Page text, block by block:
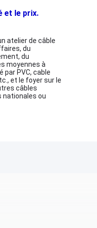
et le prix.
atelier de câble
du
du
moyennes à
par PVC, cable
et le foyer sur le
câbles
nationales ou